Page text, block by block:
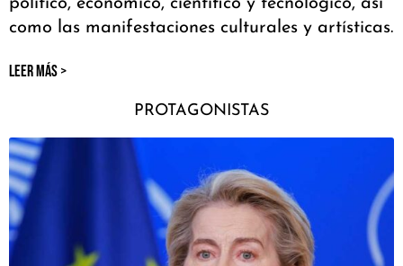
político, económico, científico y tecnológico, así
como las manifestaciones culturales y artísticas.
LEER MÁS >
PROTAGONISTAS